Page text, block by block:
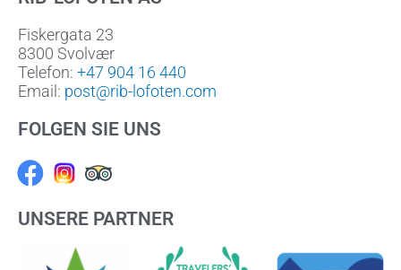
Fiskergata 23
8300 Svolvær
Telefon: +47 904 16 440
Email: post@rib-lofoten.com
FOLGEN SIE UNS
Facebook
UNSERE PARTNER